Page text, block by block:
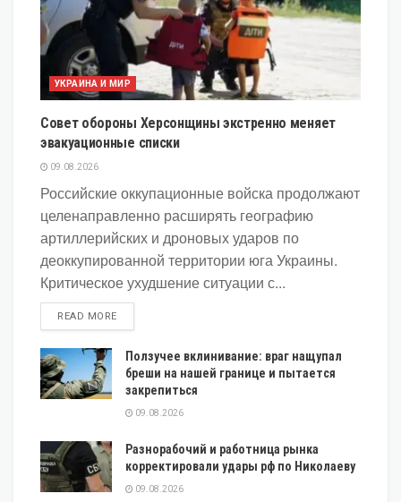
УКРАИНА И МИР
Совет обороны Херсонщины экстренно меняет
эвакуационные списки
09.08.2026
Российские оккупационные войска продолжают
целенаправленно расширять географию
артиллерийских и дроновых ударов по
деоккупированной территории юга Украины.
Критическое ухудшение ситуации с...
READ MOREDETAILS
Ползучее вклинивание: враг нащупал
бреши на нашей границе и пытается
закрепиться
09.08.2026
Разнорабочий и работница рынка
корректировали удары рф по Николаеву
09.08.2026